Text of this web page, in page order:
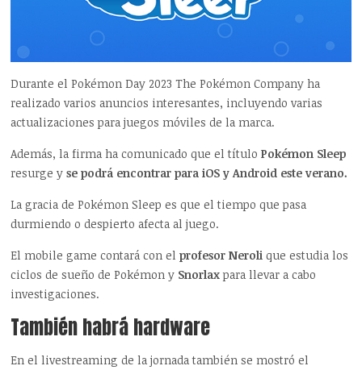
Durante el Pokémon Day 2023 The Pokémon Company ha
realizado varios anuncios interesantes, incluyendo varias
actualizaciones para juegos móviles de la marca.
Además, la firma ha comunicado que el títuloPokémon Sleep
resurge yse podrá encontrar para iOS y Android este verano.
La gracia de Pokémon Sleep es que el tiempo que pasa
durmiendo o despierto afecta al juego.
El mobile game contará con elprofesor Neroli que estudia los
ciclos de sueño de Pokémon y Snorlaxpara llevar a cabo
investigaciones.
También habrá hardware
En el livestreaming de la jornada también se mostró el